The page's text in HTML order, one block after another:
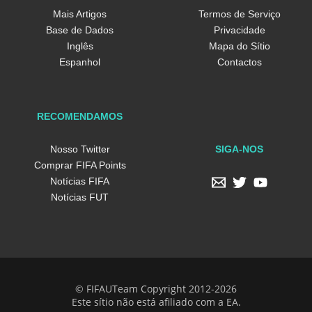
Mais Artigos
Base de Dados
Inglês
Espanhol
Termos de Serviço
Privacidade
Mapa do Sítio
Contactos
RECOMENDAMOS
Nosso Twitter
Comprar FIFA Points
Notícias FIFA
Notícias FUT
SIGA-NOS
© FIFAUTeam Copyright 2012-2026
Este sítio não está afiliado com a EA.